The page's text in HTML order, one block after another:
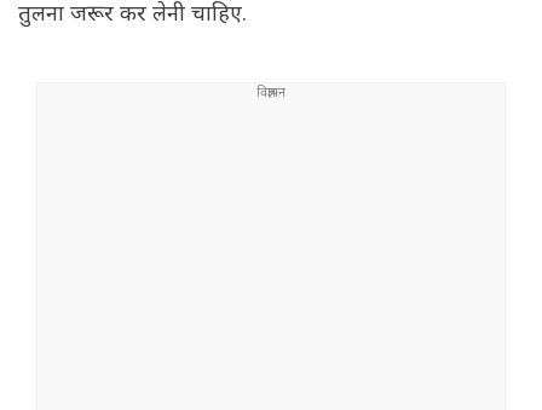
तुलना जरूर कर लेनी चाहिए.